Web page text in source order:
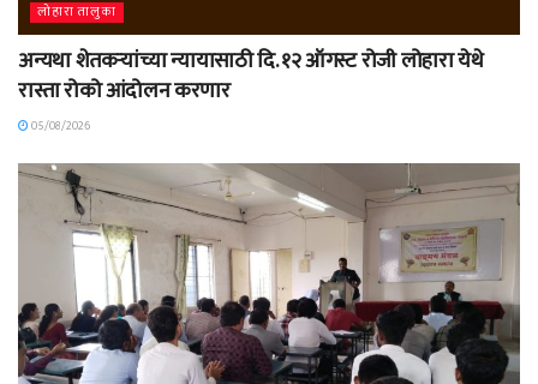
लोहारा तालुका
अन्यथा शेतकऱ्यांच्या न्यायासाठी दि. १२ ऑगस्ट रोजी लोहारा येथे
रास्ता रोको आंदोलन करणार
05/08/2026